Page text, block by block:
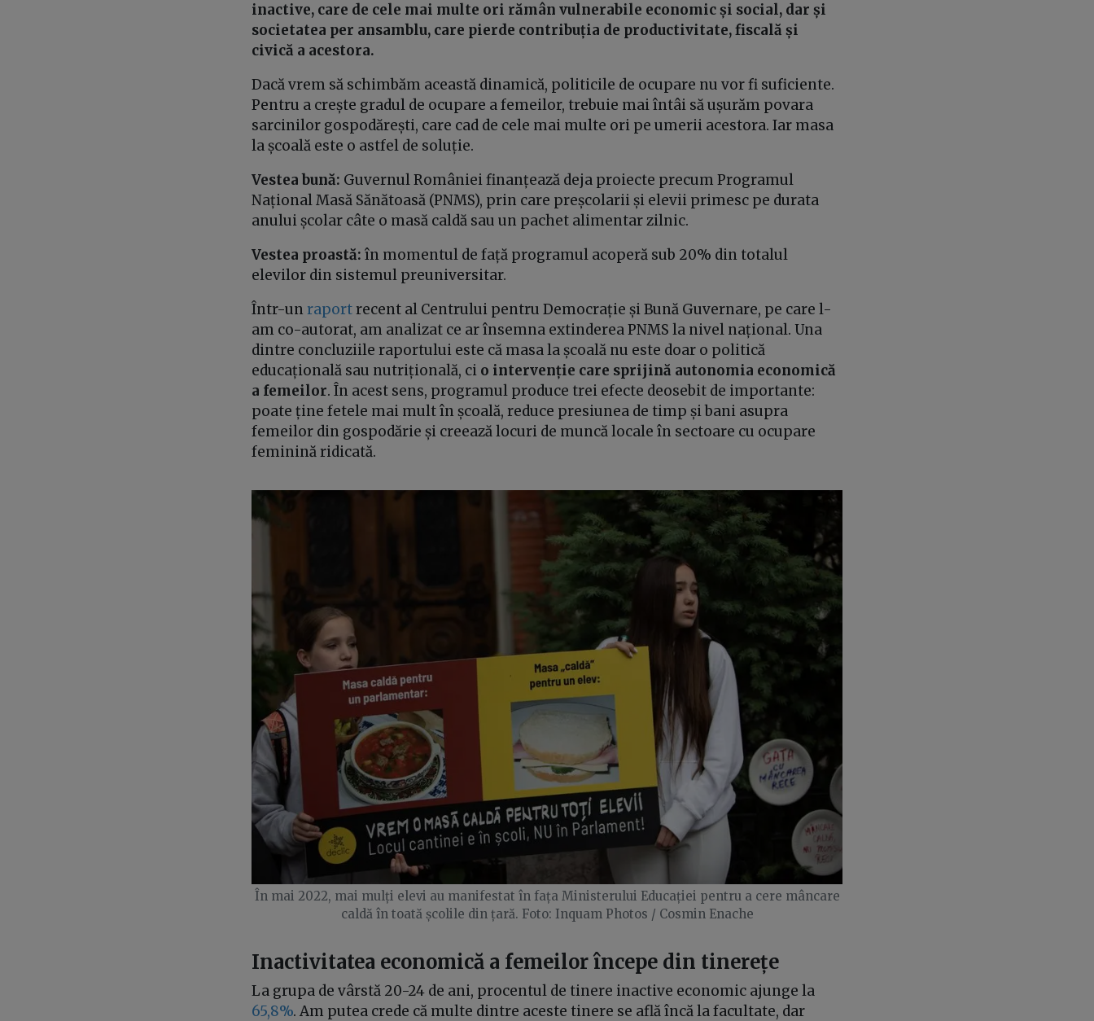
inactive, care de cele mai multe ori rămân vulnerabile economic și social, dar și
societatea per ansamblu, care pierde contribuția de productivitate, fiscală și
civică a acestora.
Dacă vrem să schimbăm această dinamică, politicile de ocupare nu vor fi suficiente.
Pentru a crește gradul de ocupare a femeilor, trebuie mai întâi să ușurăm povara
sarcinilor gospodărești, care cad de cele mai multe ori pe umerii acestora. Iar masa
la școală este o astfel de soluție.
Vestea bună: Guvernul României finanțează deja proiecte precum Programul
Național Masă Sănătoasă (PNMS), prin care preșcolarii și elevii primesc pe durata
anului școlar câte o masă caldă sau un pachet alimentar zilnic.
Vestea proastă: în momentul de față programul acoperă sub 20% din totalul
elevilor din sistemul preuniversitar.
Într-un raportrecent al Centrului pentru Democrație și Bună Guvernare, pe care l-
am co-autorat, am analizat ce ar însemna extinderea PNMS la nivel național. Una
dintre concluziile raportului este că masa la școală nu este doar o politică
educațională sau nutrițională, ci o intervenție care sprijină autonomia economică
a femeilor. În acest sens, programul produce trei efecte deosebit de importante:
poate ține fetele mai mult în școală, reduce presiunea de timp și bani asupra
femeilor din gospodărie și creează locuri de muncă locale în sectoare cu ocupare
feminină ridicată.
În mai 2022, mai mulți elevi au manifestat în fața Ministerului Educației pentru a cere mâncare
caldă în toată școlile din țară. Foto: Inquam Photos / Cosmin Enache
Inactivitatea economică a femeilor începe din tinerețe
La grupa de vârstă 20-24 de ani, procentul de tinere inactive economic ajunge la
65,8%. Am putea crede că multe dintre aceste tinere se află încă la facultate, dar